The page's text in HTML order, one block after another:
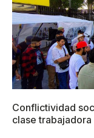
Conflictividad
clase trabajadora